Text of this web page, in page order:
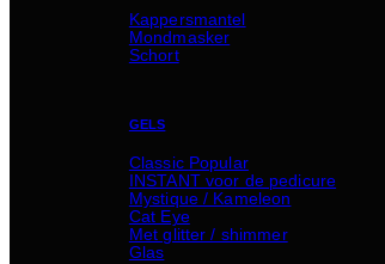
Kappersmantel
Mondmasker
Schort
GELS
Classic
INSTANT voor de pedicure
Mystique / Kameleon
Cat Eye
Met glitter / shimmer
Glas